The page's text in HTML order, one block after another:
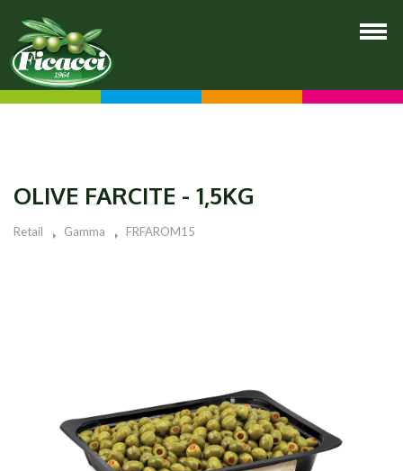
OLIVE FARCITE - 1,5KG
Retail Gamma FRFAROM15